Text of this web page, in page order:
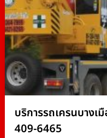
บริการรถเครนบางเ
409-6465